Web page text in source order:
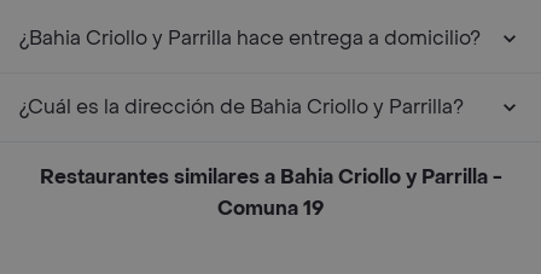
¿Bahia Criollo y Parrilla hace entrega a domicilio?
¿Cuál es la dirección de Bahia Criollo y Parrilla?
Restaurantes similares a Bahia Criollo y Parrilla -
Comuna 19